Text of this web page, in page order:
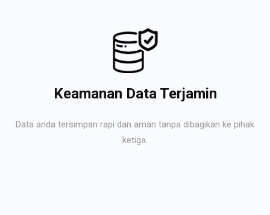
Keamanan Data Terjamin
Data anda tersimpan rapi dan aman tanpa dibagikan ke pihak
ketiga.